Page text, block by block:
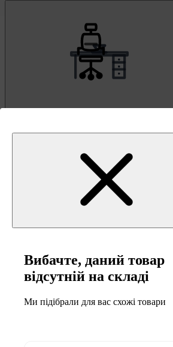
Письмові та комп'ютерні столи
Офісні крісла та стільці
кемпінгу
Вибачте, даний товар
відсутній на складі
Ми підібрали для вас схожі товари